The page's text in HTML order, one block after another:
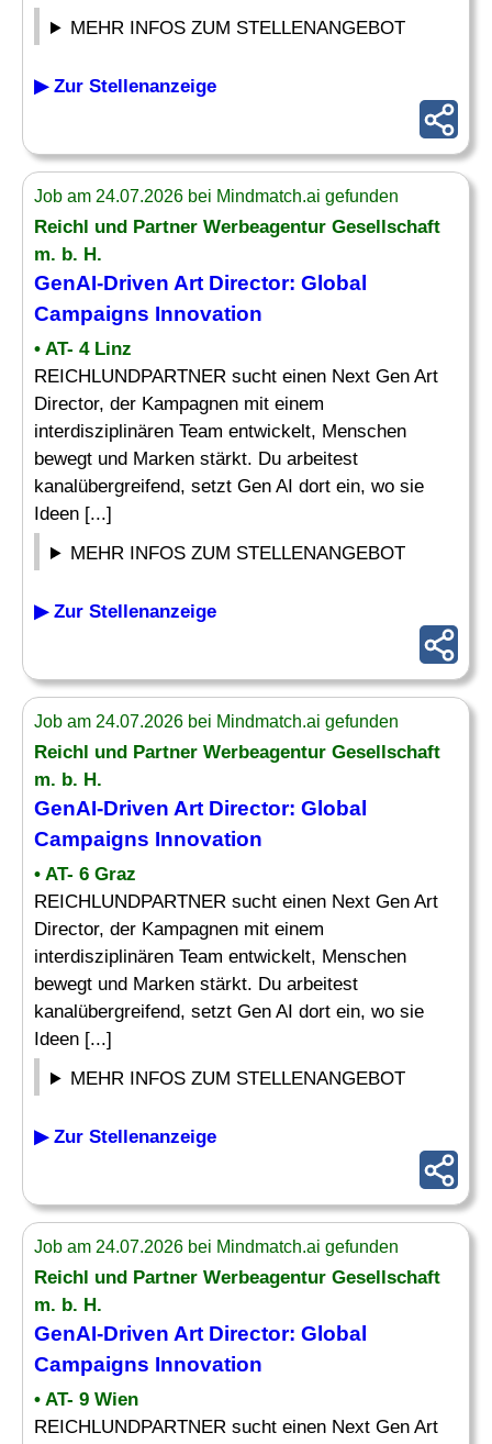
MEHR INFOS ZUM STELLENANGEBOT
▶ Zur Stellenanzeige
Job am 24.07.2026 bei Mindmatch.ai gefunden
Reichl und Partner Werbeagentur Gesellschaft
m. b. H.
GenAI-Driven Art Director: Global
Campaigns Innovation
• AT- 4 Linz
REICHLUNDPARTNER sucht einen Next Gen Art
Director, der Kampagnen mit einem
interdisziplinären Team entwickelt, Menschen
bewegt und Marken stärkt. Du arbeitest
kanalübergreifend, setzt Gen AI dort ein, wo sie
Ideen [...]
MEHR INFOS ZUM STELLENANGEBOT
▶ Zur Stellenanzeige
Job am 24.07.2026 bei Mindmatch.ai gefunden
Reichl und Partner Werbeagentur Gesellschaft
m. b. H.
GenAI-Driven Art Director: Global
Campaigns Innovation
• AT- 6 Graz
REICHLUNDPARTNER sucht einen Next Gen Art
Director, der Kampagnen mit einem
interdisziplinären Team entwickelt, Menschen
bewegt und Marken stärkt. Du arbeitest
kanalübergreifend, setzt Gen AI dort ein, wo sie
Ideen [...]
MEHR INFOS ZUM STELLENANGEBOT
▶ Zur Stellenanzeige
Job am 24.07.2026 bei Mindmatch.ai gefunden
Reichl und Partner Werbeagentur Gesellschaft
m. b. H.
GenAI-Driven Art Director: Global
Campaigns Innovation
• AT- 9 Wien
REICHLUNDPARTNER sucht einen Next Gen Art